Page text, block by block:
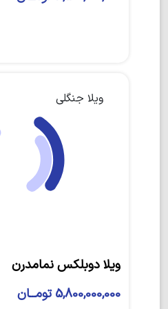
ویلا جنگلی
ویلا دوبلکس نمامدرن
5,800,000,000 تومــان